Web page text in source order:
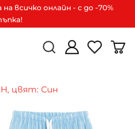
всичко онлайн - с до -70%
цвят: Син